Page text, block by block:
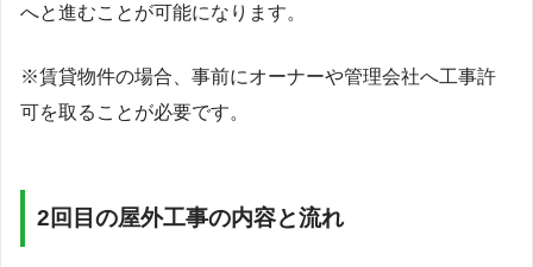
へと進むことが可能になります。
※賃貸物件の場合、事前にオーナーや管理会社へ工事許
可を取ることが必要です。
2回目の屋外工事の内容と流れ